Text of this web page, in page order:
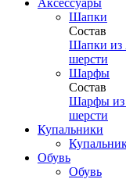
Аксесcуары
Шапки
Состав
Шапки из
шерсти
Шарфы
Состав
Шарфы из
шерсти
Купальники
Обувь
Обувь